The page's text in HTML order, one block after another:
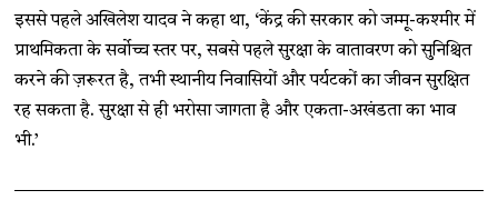
इससे पहले अखिलेश यादव ने कहा था, ‘केंद्र की सरकार को जम्मू-कश्मीर में
प्राथमिकता के सर्वोच्च स्तर पर, सबसे पहले सुरक्षा के वातावरण को सुनिश्चित
करने की ज़रूरत है, तभी स्थानीय निवासियों और पर्यटकों का जीवन सुरक्षित
रह सकता है. सुरक्षा से ही भरोसा जागता है और एकता-अखंडता का भाव
भी.’